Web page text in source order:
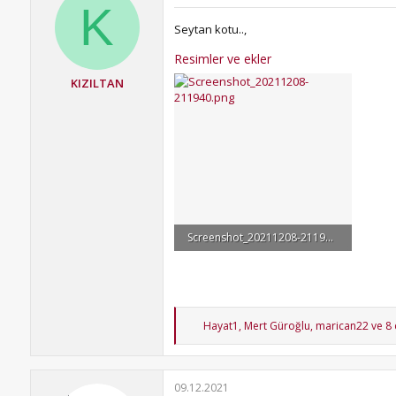
e
r
:
K
KIZILTAN
Seytan kotu..,
Resimler ve ekler
Screenshot_20211208-211940.png
T
p
Hayat1 ,Mert Güroğlu,marican22ve 8
09.12.2021